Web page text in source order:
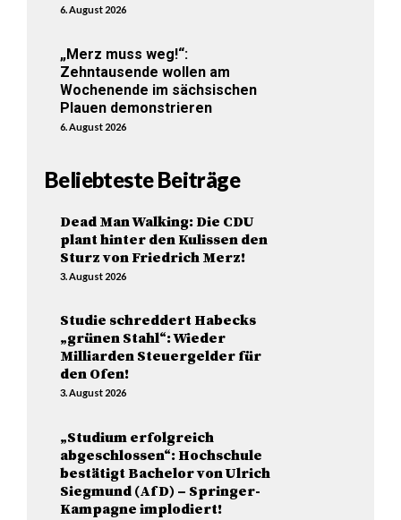
6. August 2026
„Merz muss weg!“:
Zehntausende wollen am
Wochenende im sächsischen
Plauen demonstrieren
6. August 2026
Beliebteste Beiträge
Dead Man Walking: Die CDU
plant hinter den Kulissen den
Sturz von Friedrich Merz!
3. August 2026
Studie schreddert Habecks
„grünen Stahl“: Wieder
Milliarden Steuergelder für
den Ofen!
3. August 2026
„Studium erfolgreich
abgeschlossen“: Hochschule
bestätigt Bachelor von Ulrich
Siegmund (AfD) – Springer-
Kampagne implodiert!